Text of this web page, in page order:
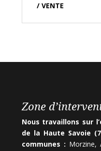
/ VENTE
Zone
Nous travaillons sur
de la Haute Savoie
communes : Morzine,